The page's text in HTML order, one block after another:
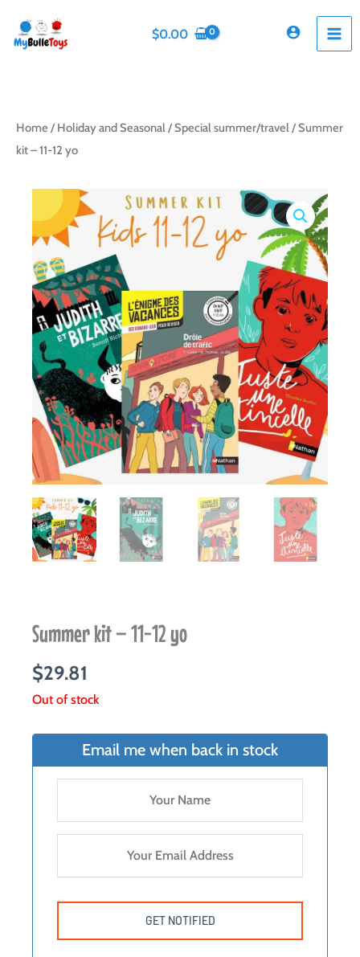
content
$0.00
Home / Holiday and Seasonal /Special summer/travel / Summer
kit – 11-12 yo
Summer kit – 11-12 yo
$29.81
Out of stock
Email me when back in stock